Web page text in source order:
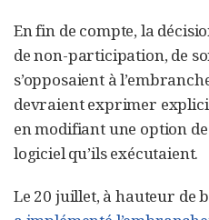
En fin de compte, la
de non-participation, de
s’opposaient à
devraient exprimer
en modifiant une option
logiciel qu’ils exécutaient.
Le 20 juillet, à hauteur de